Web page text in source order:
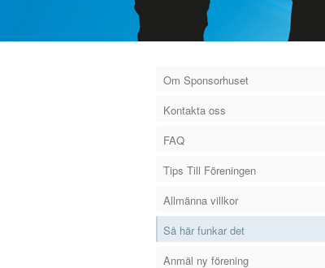
Om Sponsorhuset
Kontakta oss
FAQ
Tips Till Föreningen
Allmänna villkor
Så här funkar det
Anmäl ny förening